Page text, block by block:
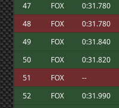
Ikarus
Buenas noches, se
hacer os lo agradezco
tangovalens :Que no sea nada,
Karlitos
Ojú Marcos. Mucho
loopingz
En la Q reset not
Marcos Z.
Yo creo que ni partido
hijo. Parece que tiene
Mito21
47
FOX 0:31.780
48
FOX 0:31.780
49
FOX 0:31.840
50
FOX 0:31.820
51
FOX --
52
FOX 0:31.990